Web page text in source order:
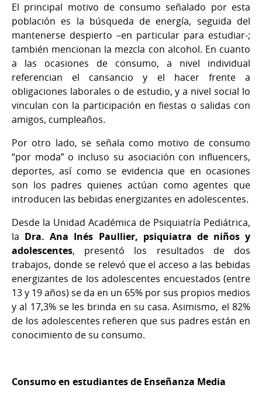
El principal motivo de consumo señalado por esta
población es la búsqueda de energía, seguida del
mantenerse despierto –en particular para estudiar-;
también mencionan la mezcla con alcohol. En cuanto
a las ocasiones de consumo, a nivel individual
referencian el cansancio y el hacer frente a
obligaciones laborales o de estudio, y a nivel social lo
vinculan con la participación en fiestas o salidas con
amigos, cumpleaños.
Por otro lado, se señala como motivo de consumo
“por moda” o incluso su asociación con influencers,
deportes, así como se evidencia que en ocasiones
son los padres quienes actúan como agentes que
introducen las bebidas energizantes en adolescentes.
Desde la Unidad Académica de Psiquiatría Pediátrica,
la Dra. Ana Inés Paullier, psiquiatra de niños y
adolescentes, presentó los resultados de dos
trabajos, donde se relevó que el acceso a las bebidas
energizantes de los adolescentes encuestados (entre
13 y 19 años) se da en un 65% por sus propios medios
y al 17,3% se les brinda en su casa. Asimismo, el 82%
de los adolescentes refieren que sus padres están en
conocimiento de su consumo.
Consumo en estudiantes de Enseñanza Media